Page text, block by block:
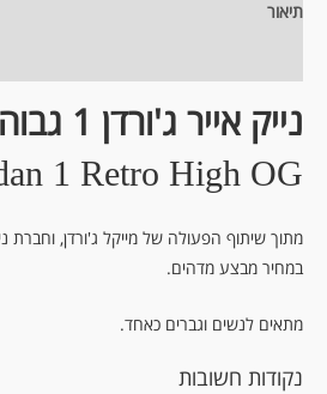
תיאור
נייק אייר ג'ורדן 1 גבוה
1 Retro High OG
מתוך שיתוף הפעולה של מייקל ג'ורדן, וחברת
במחיר מבצע מדהים.
מתאים לנשים וגברים כאחד.
נקודות חשובות